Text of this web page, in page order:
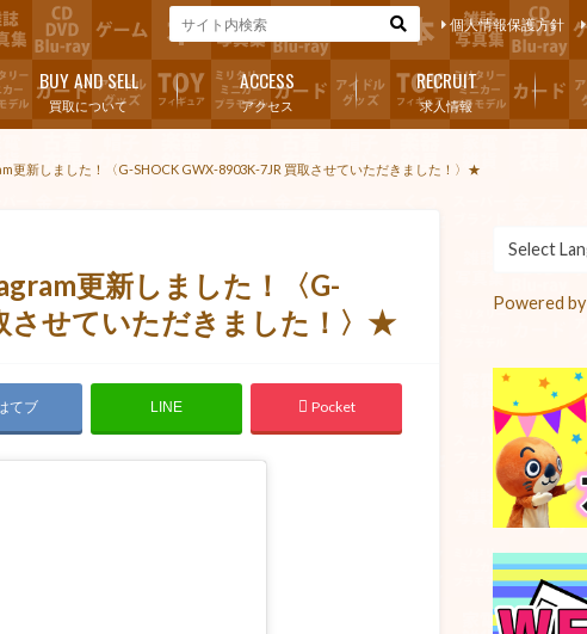
個人情報保護方針
買取について
BUY AND SELL
アクセス
ACCESS
求人情報
RECRUIT
更新しました！〈G-SHOCK GWX-8903K-7JR 買取させていただきました！〉★
更新しました！〈G-
させていただきました！〉★
てブ LINE Pocket
Powered by